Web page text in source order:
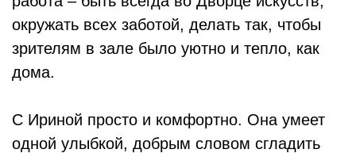
окружать всех заботой, делать так, чтобы
зрителям в зале было уютно и тепло, как
дома.
С Ириной просто и комфортно. Она умеет
одной улыбкой, добрым словом сгладить